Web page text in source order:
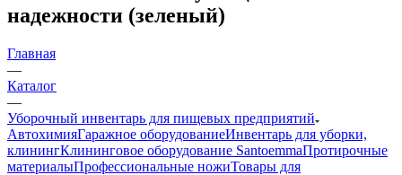
надежности (зеленый)
Главная
—
Каталог
—
Уборочный инвентарь для пищевых предприятий
АвтохимияГаражное оборудованиеИнвентарь для уборки,
клинингКлининговое оборудование SantoemmaПротирочные
материалыПрофессиональные ножиТовары для